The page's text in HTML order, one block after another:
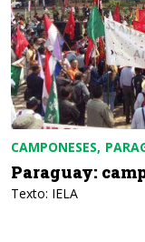
CAMPONESES
Paraguay:
Texto: IELA